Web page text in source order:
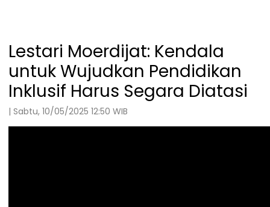
Lestari Moerdijat: Kendala
untuk Wujudkan Pendidikan
Inklusif Harus Segara Diatasi
| Sabtu, 10/05/2025 12:50 WIB